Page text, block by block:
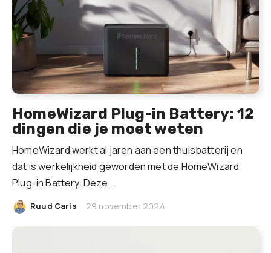
HomeWizard Plug-in Battery: 12
dingen die je moet weten
HomeWizard werkt al jaren aan een thuisbatterij en
dat is werkelijkheid geworden met de HomeWizard
Plug-in Battery. Deze ...
Ruud Caris 29 november 2024